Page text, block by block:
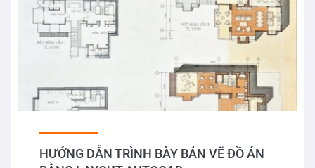
HƯỚNG DẪN TRÌNH BÀY BẢN VẼ ĐỒ ÁN